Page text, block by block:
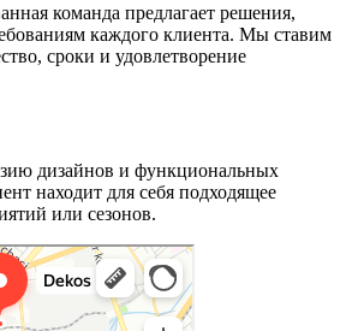
команда предлагает решения,
каждого клиента. Мы ставим
сроки и удовлетворение
дизайнов и функциональных
находит для себя подходящее
или сезонов.